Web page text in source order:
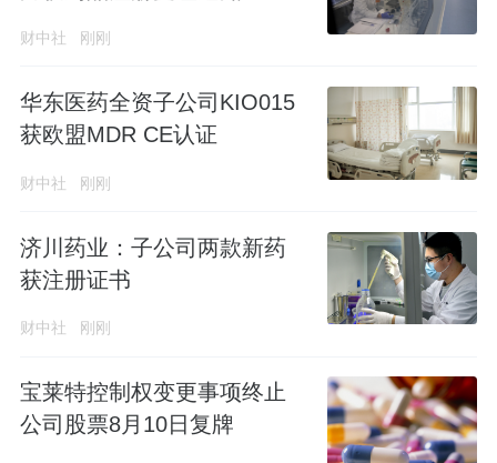
财中社 刚刚
华东医药全资子公司KIO015
获欧盟MDR CE认证
财中社 刚刚
济川药业：子公司两款新药
获注册证书
财中社 刚刚
宝莱特控制权变更事项终止
公司股票8月10日复牌